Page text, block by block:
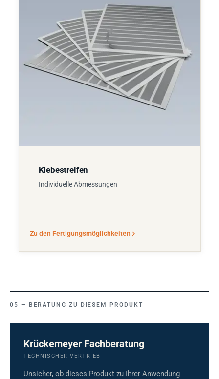
Klebestreifen
Individuelle Abmessungen
Zu den Fertigungsmöglichkeiten
BERATUNG ZU DIESEM PRODUKT
Krückemeyer Fachberatung
TECHNISCHER VERTRIEB
Unsicher, ob dieses Produkt zu Ihrer Anwendung